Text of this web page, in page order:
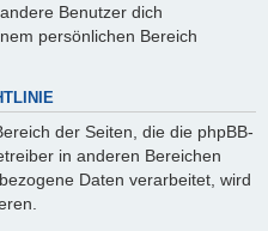
Benutzer dich
persönlichen Bereich
der Seiten, die die phpBB-
in anderen Bereichen
Daten verarbeitet, wird